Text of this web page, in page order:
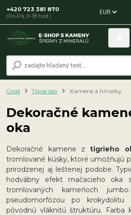
EUR
+420 723 381 870
(Po-Pá, 9-18 hod.)
Úvod Tigrie oko Kamene a hmatky
Dekoračné
oka
Dekoračné kamene ztigrieho
tromlované kúsky, ktoré umožňujú
prirodzenej aj leštenej podobe.
hodvábny efekt mačacieho oka
tromlovaných kameňoch
pseudomorfózou po
pôvodnú vláknitú štruktúru. Farba